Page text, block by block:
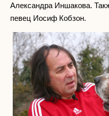
Александра Иншакова.
певец Иосиф Кобзон.